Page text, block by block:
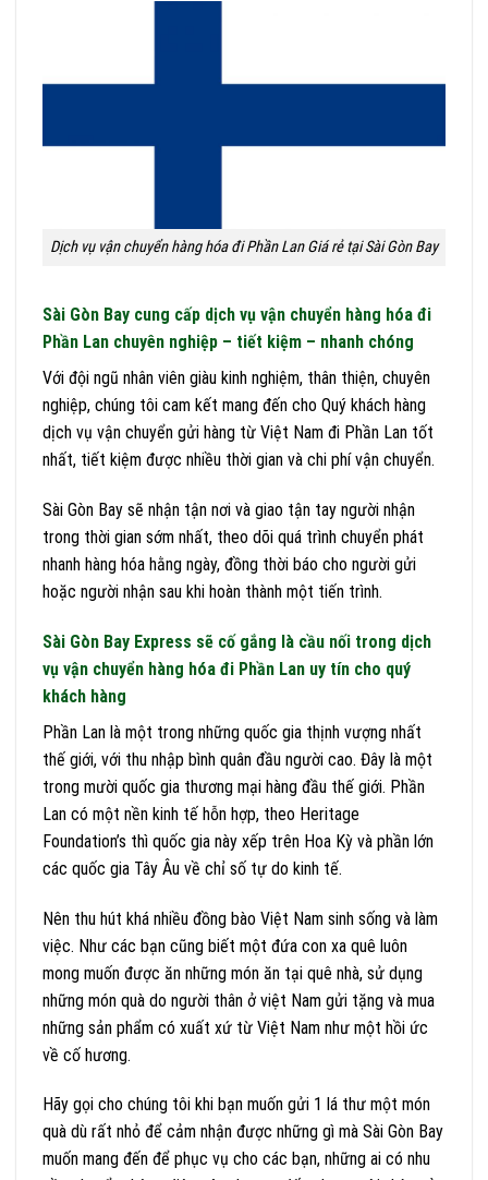
Dịch vụ vận chuyển hàng hóa đi Phần Lan Giá rẻ tại Sài Gòn Bay
Sài Gòn Bay cung cấp dịch vụ vận chuyển hàng hóa đi
Phần Lan chuyên nghiệp – tiết kiệm – nhanh chóng
Với đội ngũ nhân viên giàu kinh nghiệm, thân thiện, chuyên
nghiệp, chúng tôi cam kết mang đến cho Quý khách hàng
dịch vụ vận chuyển gửi hàng từ Việt Nam đi Phần Lan tốt
nhất, tiết kiệm được nhiều thời gian và chi phí vận chuyển.
Sài Gòn Bay sẽ nhận tận nơi và giao tận tay người nhận
trong thời gian sớm nhất, theo dõi quá trình chuyển phát
nhanh hàng hóa hằng ngày, đồng thời báo cho người gửi
hoặc người nhận sau khi hoàn thành một tiến trình.
Sài Gòn Bay Express sẽ cố gắng là cầu nối trong dịch
vụ vận chuyển hàng hóa đi Phần Lan uy tín cho quý
khách hàng
Phần Lan là một trong những quốc gia thịnh vượng nhất
thế giới, với thu nhập bình quân đầu người cao. Đây là một
trong mười quốc gia thương mại hàng đầu thế giới. Phần
Lan có một nền kinh tế hỗn hợp, theo Heritage
Foundation’s thì quốc gia này xếp trên Hoa Kỳ và phần lớn
các quốc gia Tây Âu về chỉ số tự do kinh tế.
Nên thu hút khá nhiều đồng bào Việt Nam sinh sống và làm
việc. Như các bạn cũng biết một đứa con xa quê luôn
mong muốn được ăn những món ăn tại quê nhà, sử dụng
những món quà do người thân ở việt Nam gửi tặng và mua
những sản phẩm có xuất xứ từ Việt Nam như một hồi ức
về cố hương.
Hãy gọi cho chúng tôi khi bạn muốn gửi 1 lá thư một món
quà dù rất nhỏ để cảm nhận được những gì mà Sài Gòn Bay
muốn mang đến để phục vụ cho các bạn, những ai có nhu